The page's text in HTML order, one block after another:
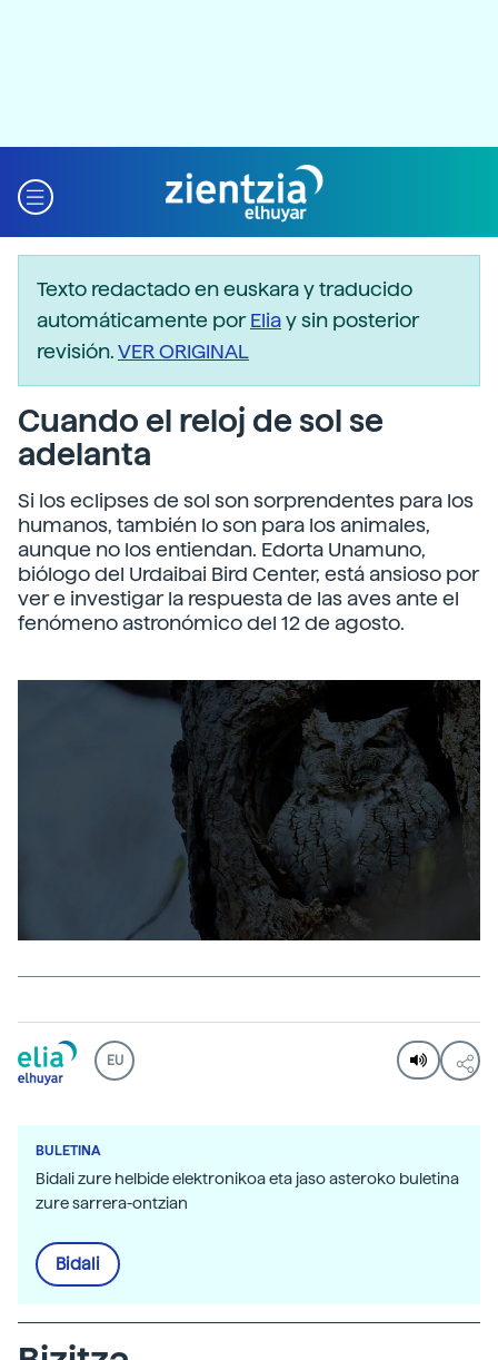
Texto redactado en euskara y traducido
automáticamente porEliay sin posterior
revisión.VER ORIGINAL
Cuando el reloj de sol se
adelanta
Si los eclipses de sol son sorprendentes para los
humanos, también lo son para los animales,
aunque no los entiendan. Edorta Unamuno,
biólogo del Urdaibai Bird Center, está ansioso por
ver e investigar la respuesta de las aves ante el
fenómeno astronómico del 12 de agosto.
EU
BULETINA
Bidali zure helbide elektronikoa eta jaso asteroko buletina
zure sarrera-ontzian
Bidali